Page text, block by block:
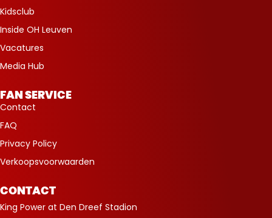
Kidsclub
Inside OH Leuven
Vacatures
Media Hub
FAN SERVICE
Contact
FAQ
Privacy Policy
Verkoopsvoorwaarden
CONTACT
King Power at Den Dreef Stadion